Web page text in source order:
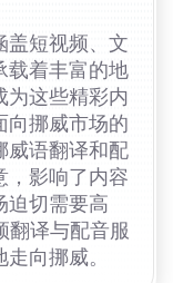
盖短视频、文
载着丰富的地
为这些精彩内
向挪威市场的
威语翻译和配
，影响了内容
迫切需要高
翻译与配音服
向挪威。